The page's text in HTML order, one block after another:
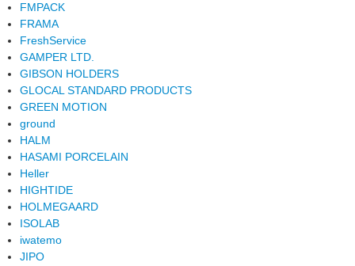
FMPACK
FRAMA
FreshService
GAMPER LTD.
GIBSON HOLDERS
GLOCAL STANDARD PRODUCTS
GREEN MOTION
ground
HALM
HASAMI PORCELAIN
Heller
HIGHTIDE
HOLMEGAARD
ISOLAB
iwatemo
JIPO